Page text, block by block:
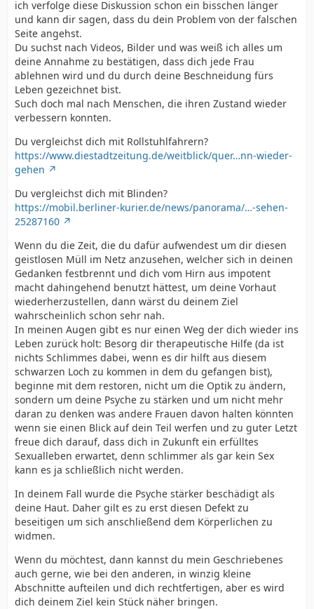
ich verfolge diese Diskussion schon ein bisschen länger
und kann dir sagen, dass du dein Problem von der falschen
Seite angehst.
Du suchst nach Videos, Bilder und was weiß ich alles um
deine Annahme zu bestätigen, dass dich jede Frau
ablehnen wird und du durch deine Beschneidung fürs
Leben gezeichnet bist.
Such doch mal nach Menschen, die ihren Zustand wieder
verbessern konnten.
Du vergleichst dich mit Rollstuhlfahrern?
https://www.diestadtzeitung.de/weitblick/quer…nn-wieder-
gehen
Du vergleichst dich mit Blinden?
https://mobil.berliner-kurier.de/news/panorama/…-sehen-
25287160
Wenn du die Zeit, die du dafür aufwendest um dir diesen
geistlosen Müll im Netz anzusehen, welcher sich in deinen
Gedanken festbrennt und dich vom Hirn aus impotent
macht dahingehend benutzt hättest, um deine Vorhaut
wiederherzustellen, dann wärst du deinem Ziel
wahrscheinlich schon sehr nah.
In meinen Augen gibt es nur einen Weg der dich wieder ins
Leben zurück holt: Besorg dir therapeutische Hilfe (da ist
nichts Schlimmes dabei, wenn es dir hilft aus diesem
schwarzen Loch zu kommen in dem du gefangen bist),
beginne mit dem restoren, nicht um die Optik zu ändern,
sondern um deine Psyche zu stärken und um nicht mehr
daran zu denken was andere Frauen davon halten könnten
wenn sie einen Blick auf dein Teil werfen und zu guter Letzt
freue dich darauf, dass dich in Zukunft ein erfülltes
Sexualleben erwartet, denn schlimmer als gar kein Sex
kann es ja schließlich nicht werden.
In deinem Fall wurde die Psyche stärker beschädigt als
deine Haut. Daher gilt es zu erst diesen Defekt zu
beseitigen um sich anschließend dem Körperlichen zu
widmen.
Wenn du möchtest, dann kannst du mein Geschriebenes
auch gerne, wie bei den anderen, in winzig kleine
Abschnitte aufteilen und dich rechtfertigen, aber es wird
dich deinem Ziel kein Stück näher bringen.